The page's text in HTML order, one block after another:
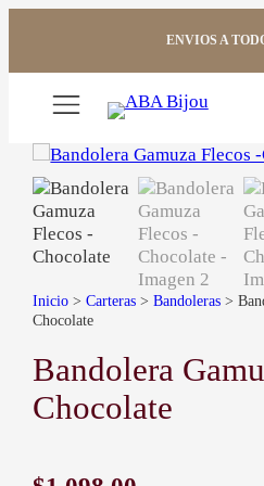
ENVIOS A
Inicio >Carteras >Bandoleras >
Chocolate
Bandolera
Chocolate